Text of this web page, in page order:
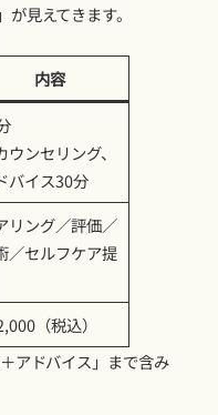
見えてきます。
内容
ウンセリング、
バイス30分
リング／評価／
／セルフケア提
（税込）
アドバイス」まで含み